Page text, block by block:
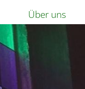
Über uns